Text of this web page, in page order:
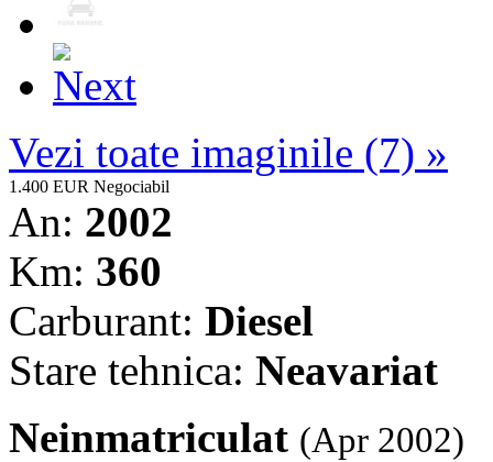
Vezi toate imaginile (7) »
1.400 EUR Negociabil
An: 2002
Km: 360
Carburant: Diesel
Stare tehnica: Neavariat
Neinmatriculat (Apr 2002)